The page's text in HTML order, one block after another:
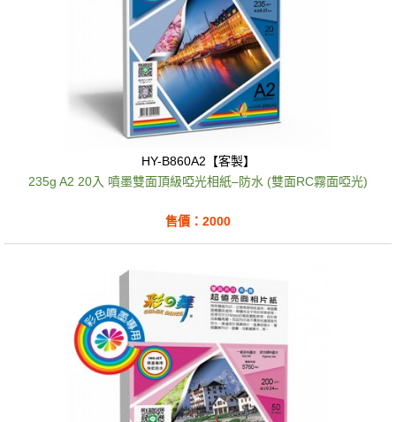
HY-B860A2【客製】
235g A2 20入 噴墨雙面頂級啞光相紙–防水 (雙面RC霧面啞光)
售價：2000